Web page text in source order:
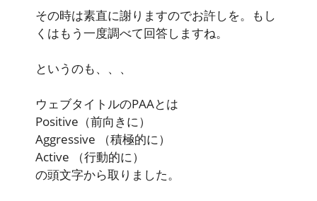
その時は素直に謝りますのでお許しを。もし
くはもう一度調べて回答しますね。
というのも、、、
ウェブタイトルのPAAとは
Positive （前向きに）
Aggressive
（積極的に）
Active
（行動的に）
の頭文字から取りました。